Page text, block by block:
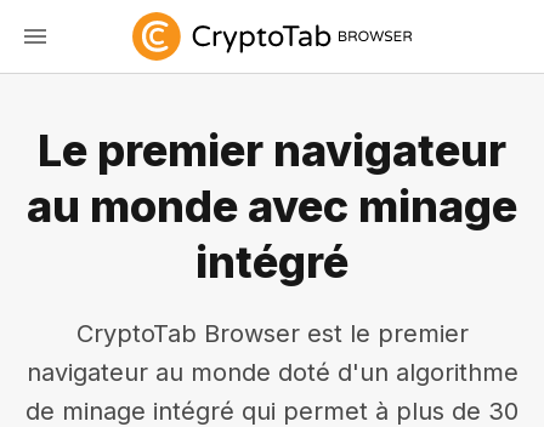
Le premier navigateur
au monde avec minage
intégré
CryptoTab Browser est le premier
navigateur au monde doté d'un algorithme
de minage intégré qui permet à plus de 30